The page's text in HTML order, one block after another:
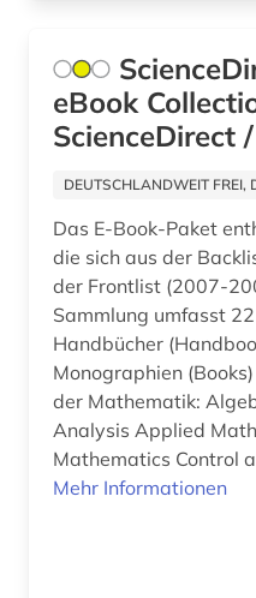
geschichte (32)
eBook
ScienceDirect
DEUTSCHLANDWEIT FREI,
Das E-Book-Paket
die sich aus der
der Frontlist (2007-
Sammlung umfasst
Handbücher
Monographien
der Mathematik: Algebra and Number Theory
Analysis Applied
Mathematics Control
Mehr Informationen